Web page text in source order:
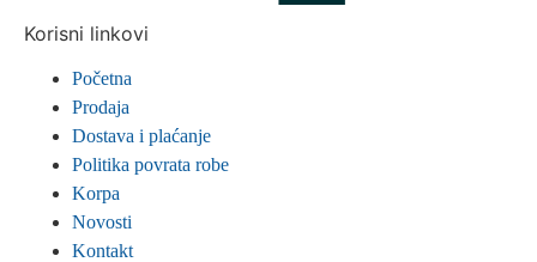
Korisni linkovi
Početna
Prodaja
Dostava i plaćanje
Politika povrata robe
Korpa
Novosti
Kontakt